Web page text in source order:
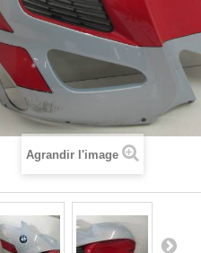
Agrandir l'image